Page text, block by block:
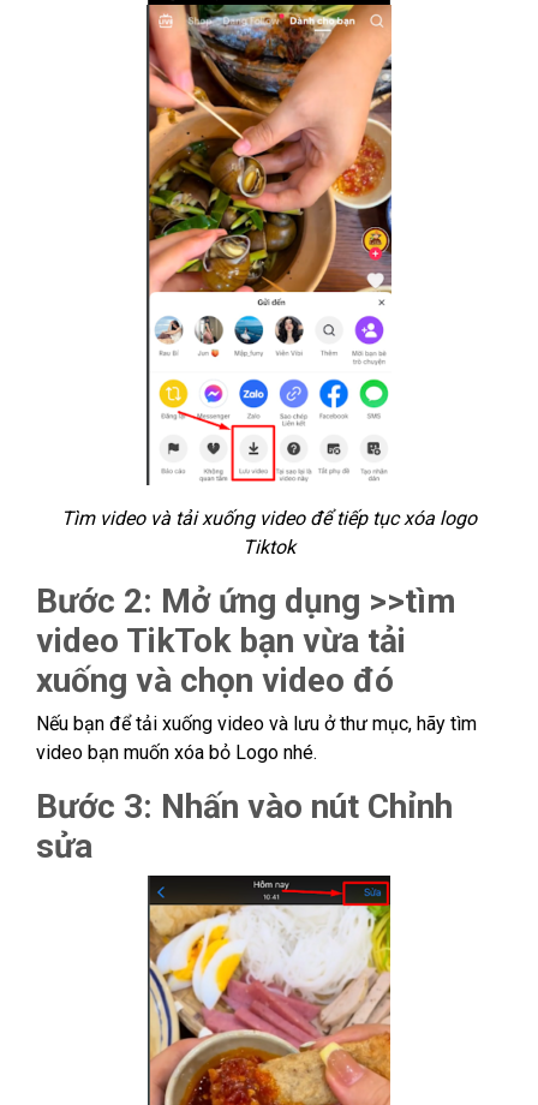
Tìm video và tải xuống video để tiếp tục xóa logo
Tiktok
Bước 2: Mở ứng dụng >>tìm
video TikTok bạn vừa tải
xuống và chọn video đó
Nếu bạn để tải xuống video và lưu ở thư mục, hãy tìm
video bạn muốn xóa bỏ Logo nhé.
Bước 3: Nhấn vào nút Chỉnh
sửa